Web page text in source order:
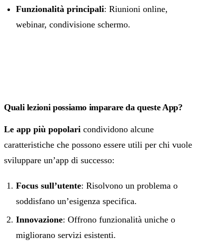
Funzionalità principali: Riunioni online,
webinar, condivisione schermo.
Quali lezioni possiamo imparare da queste App?
Le app più popolari condividono alcune
caratteristiche che possono essere utili per chi vuole
sviluppare un’app di successo:
Focus sull’utente: Risolvono un problema o
soddisfano un’esigenza specifica.
Innovazione: Offrono funzionalità uniche o
migliorano servizi esistenti.